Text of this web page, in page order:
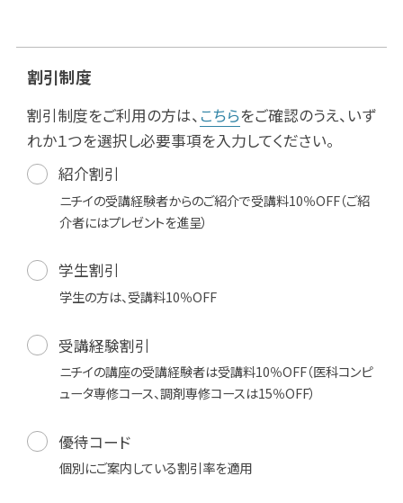
割引制度
割引制度をご利用の方は、 こちらをご確認のうえ、いず
れか１つを選択し必要事項を入力してください。
紹介割引
ニチイの受講経験者からのご紹介で受講料10％OFF（ご紹
介者にはプレゼントを進呈）
学生割引
学生の方は、受講料10％OFF
受講経験割引
ニチイの講座の受講経験者は受講料10％OFF（医科コンピ
ュータ専修コース、調剤専修コースは15％OFF）
優待コード
個別にご案内している割引率を適用